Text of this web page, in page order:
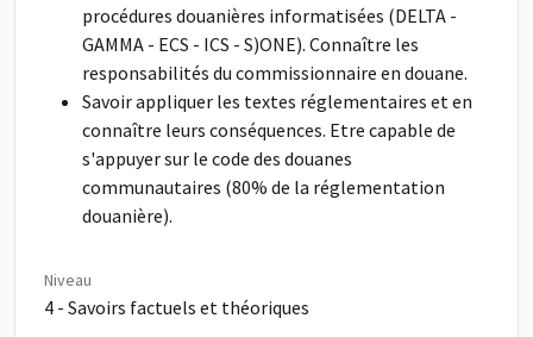
procédures douanières informatisées (DELTA -
GAMMA - ECS - ICS - S)ONE). Connaître les
responsabilités du commissionnaire en douane.
Savoir appliquer les textes réglementaires et en
connaître leurs conséquences. Etre capable de
s'appuyer sur le code des douanes
communautaires (80% de la réglementation
douanière).
Niveau
4 - Savoirs factuels et théoriques